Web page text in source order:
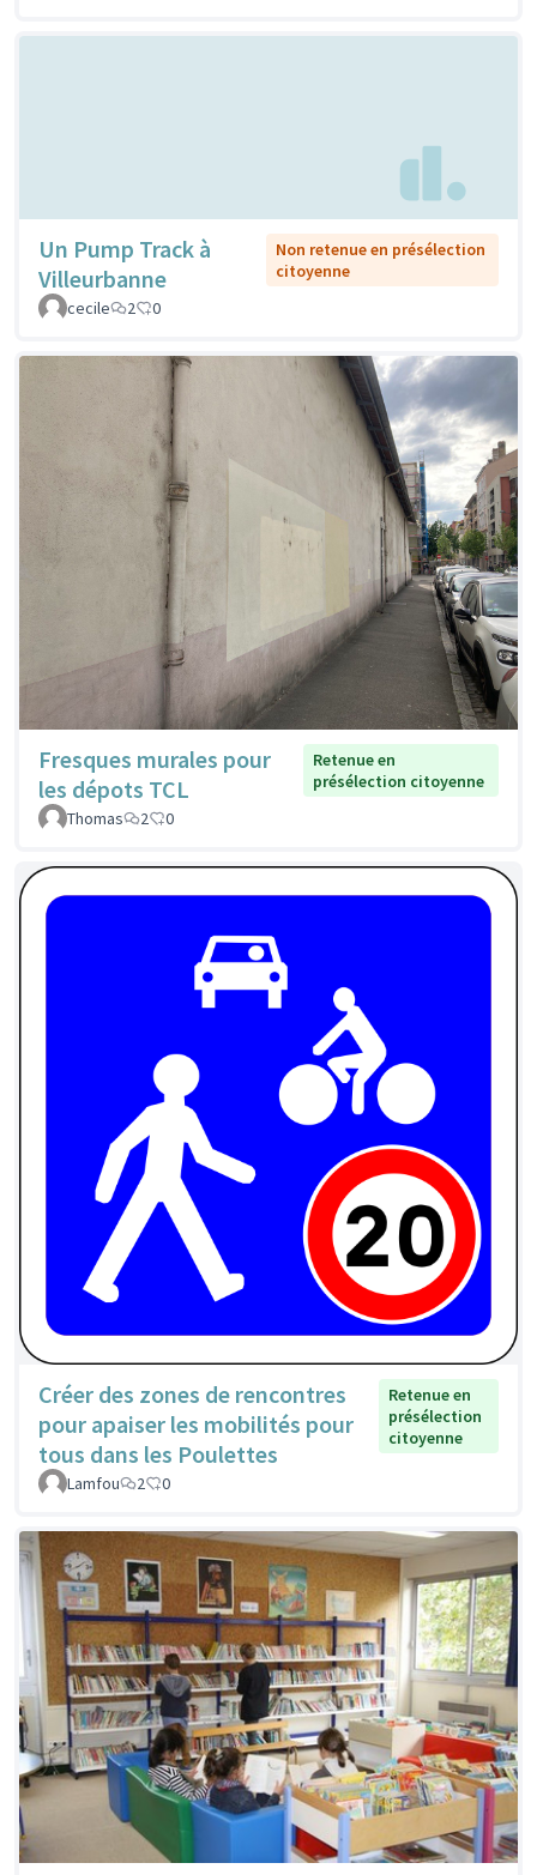
Un Pump Track à
Villeurbanne
Non retenue en présélection
citoyenne
cecile
2 0
Fresques murales pour
les dépots TCL
Retenue en
présélection citoyenne
Thomas
2 0
Créer des zones de rencontres
pour apaiser les mobilités pour
tous dans les Poulettes
Retenue en
présélection
citoyenne
Lamfou 2 0